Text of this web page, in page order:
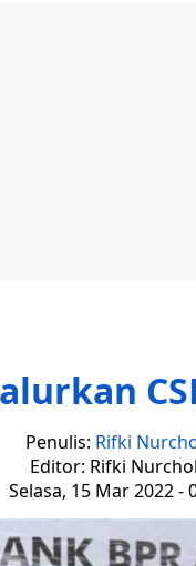
Penulis: Rifki
Editor: Rifki
Selasa, 15 Mar 2022 -